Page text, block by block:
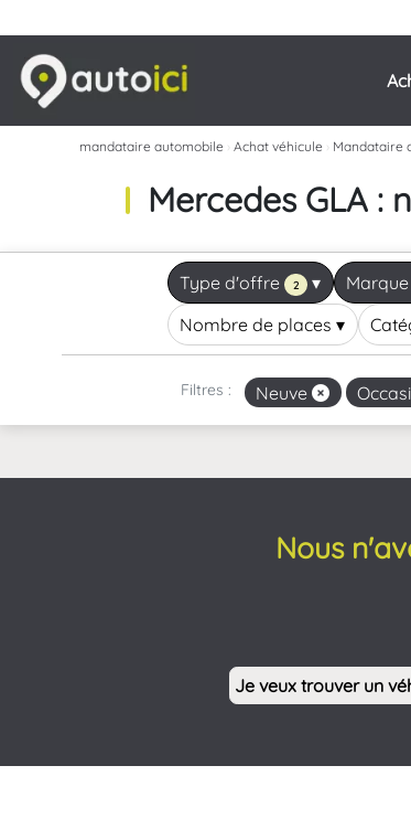
mandataire automobile › Achat véhicule › Mandataire
Mercedes GLA :
Type d'offre 2 ▾
Nombre de places▾
Filtres : Neuve
Nous
Je veux trouver un